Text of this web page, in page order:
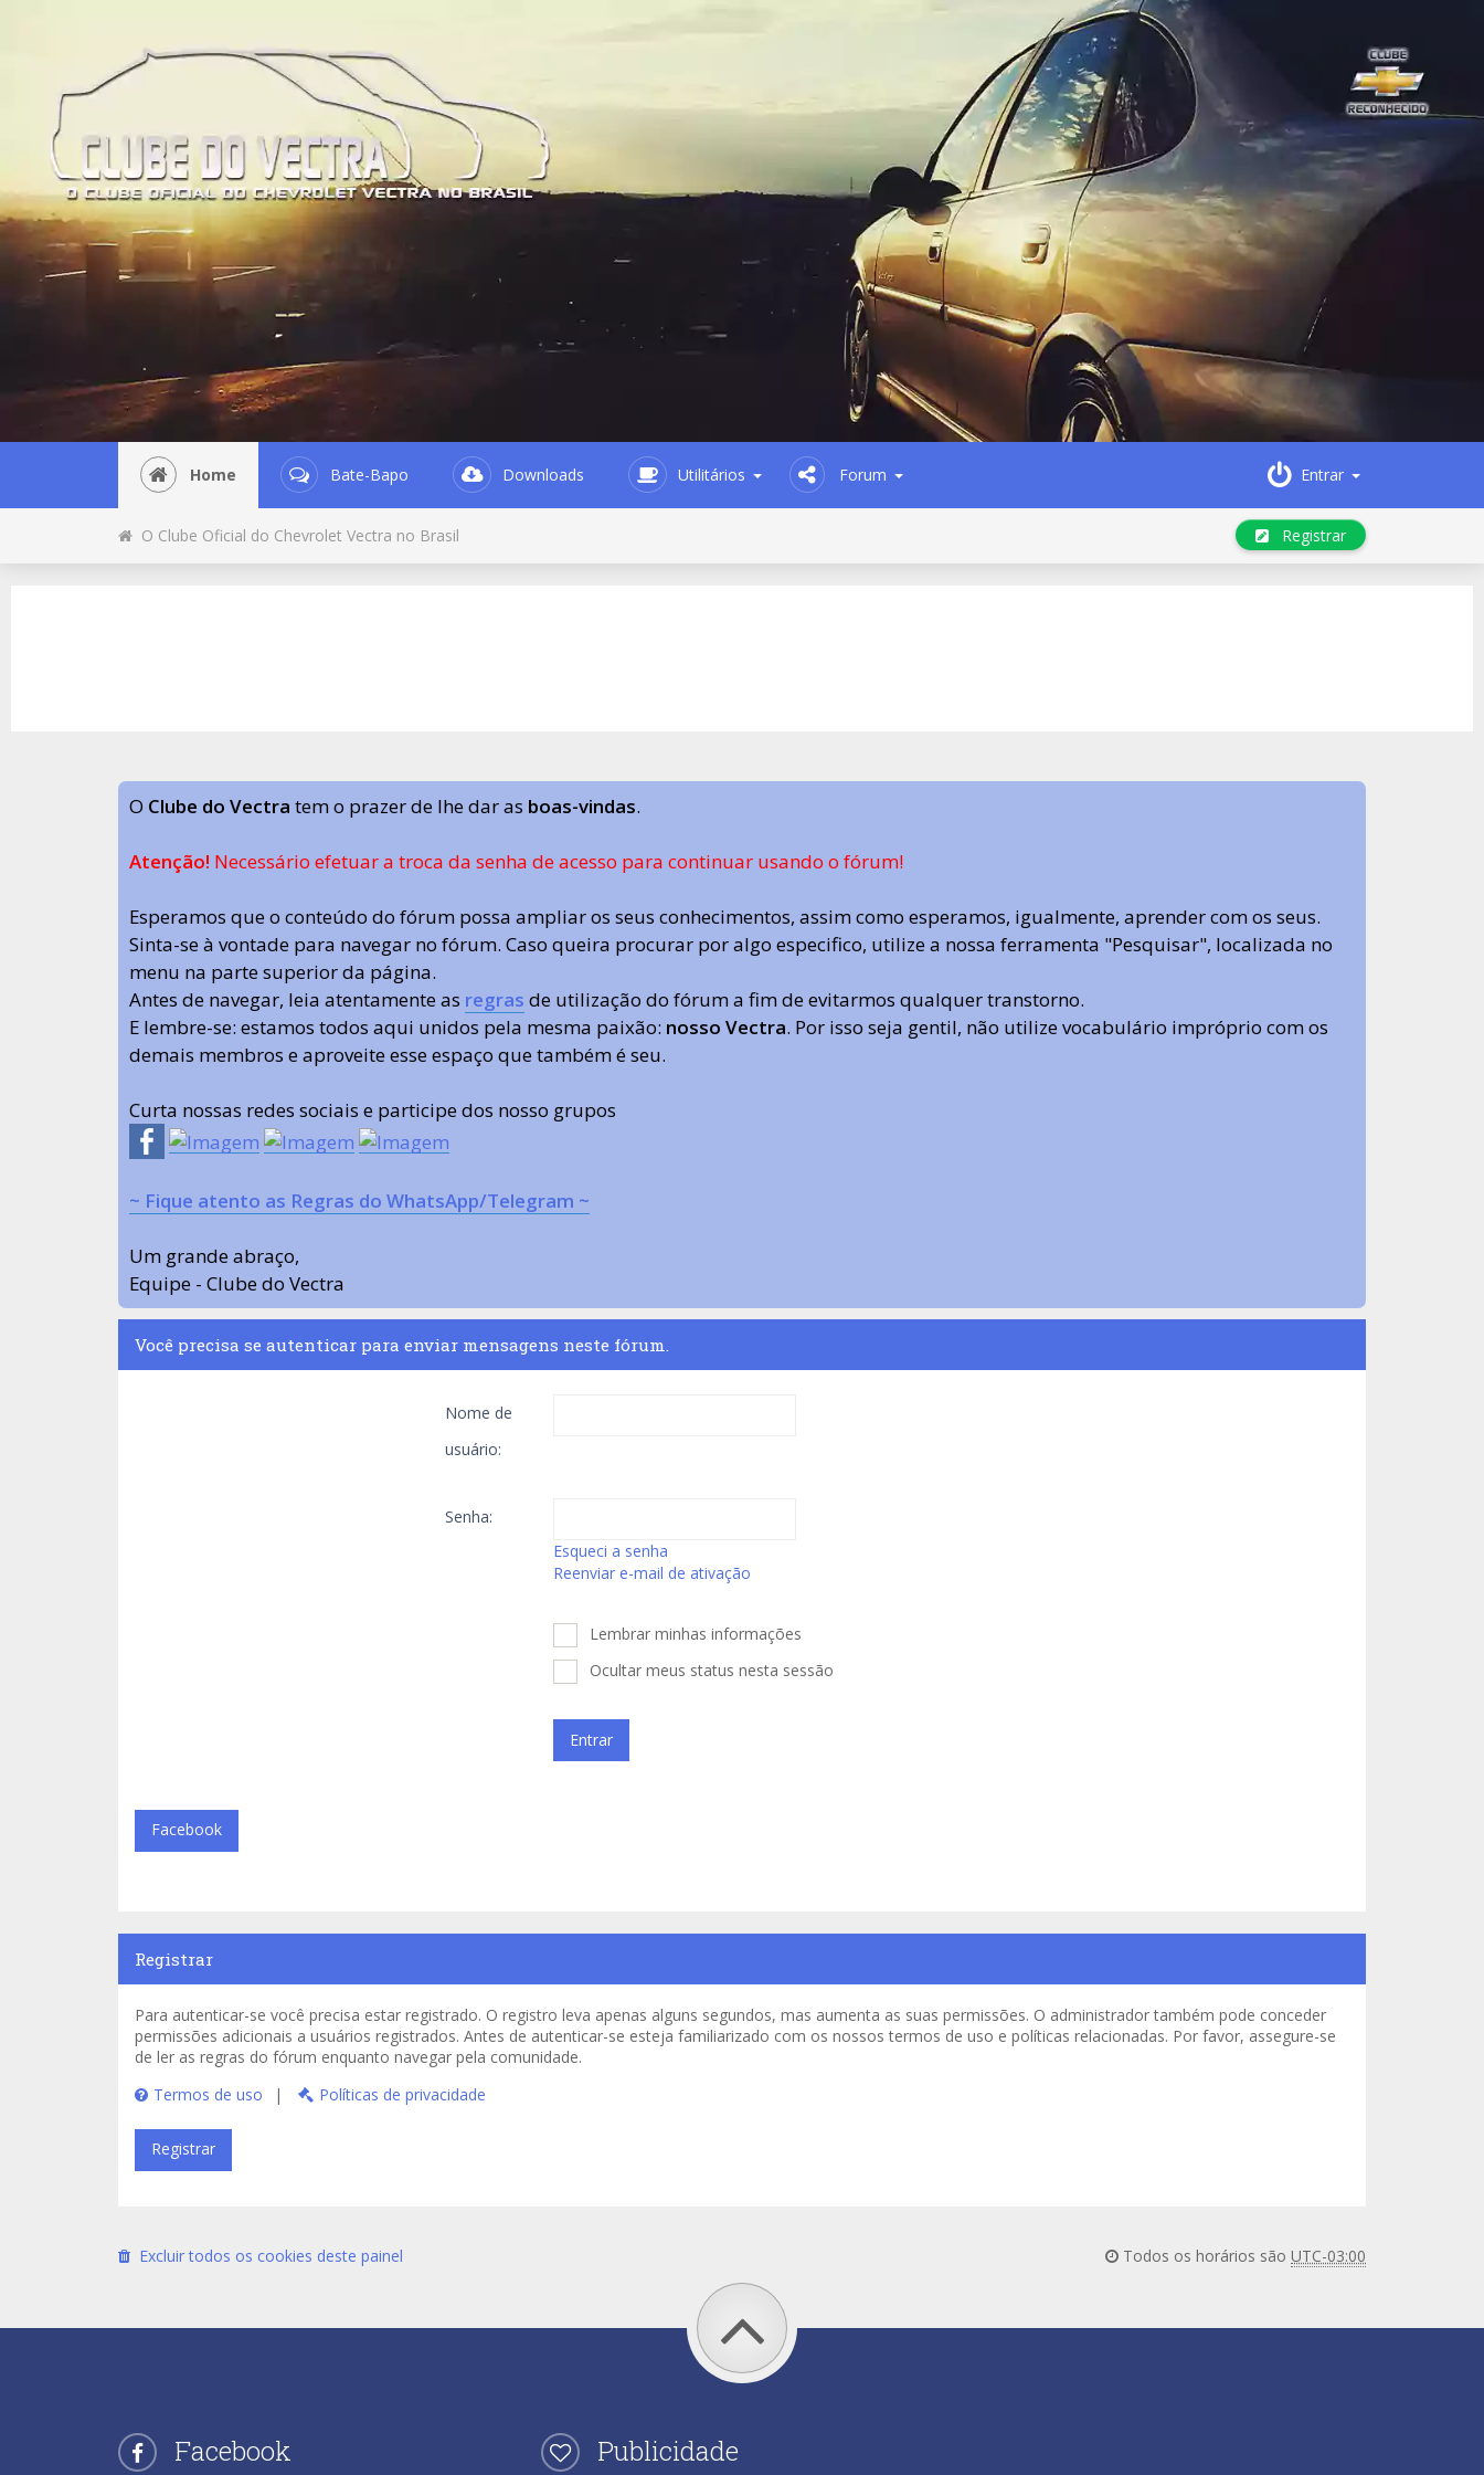
Home Bate-Bapo Downloads Utilitários Forum Entrar
O Clube Oficial do Chevrolet Vectra no Brasil Registrar
O Clube do Vectra tem o prazer de lhe dar as boas-vindas.
Atenção! Necessário efetuar a troca da senha de acesso para continuar usando o fórum!
Esperamos que o conteúdo do fórum possa ampliar os seus conhecimentos, assim como esperamos, igualmente, aprender com os seus.
Sinta-se à vontade para navegar no fórum. Caso queira procurar por algo especifico, utilize a nossa ferramenta "Pesquisar", localizada no
menu na parte superior da página.
Antes de navegar, leia atentamente as regras de utilização do fórum a fim de evitarmos qualquer transtorno.
E lembre-se: estamos todos aqui unidos pela mesma paixão: nosso Vectra. Por isso seja gentil, não utilize vocabulário impróprio com os
demais membros e aproveite esse espaço que também é seu.
Curta nossas redes sociais e participe dos nosso grupos
~ Fique atento as Regras do WhatsApp/Telegram ~
Um grande abraço,
Equipe - Clube do Vectra
Você precisa se autenticar para enviar mensagens neste fórum.
Nome de
usuário:
Senha:
Esqueci a senha
Reenviar e-mail de ativação
Lembrar minhas informações
Ocultar meus status nesta sessão
Facebook
Registrar
Para autenticar-se você precisa estar registrado. O registro leva apenas alguns segundos, mas aumenta as suas permissões. O administrador também pode conceder
permissões adicionais a usuários registrados. Antes de autenticar-se esteja familiarizado com os nossos termos de uso e políticas relacionadas. Por favor, assegure-se
de ler as regras do fórum enquanto navegar pela comunidade.
Termos de uso
| Políticas de privacidade
Registrar
Excluir todos os cookies deste painel Todos os horários são UTC-03:00
Facebook Publicidade